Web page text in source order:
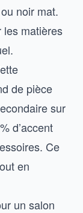
noir mat.
les matières
de pièce
sur
d’accent
Ce
en
un salon